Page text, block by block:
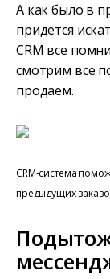
А как было в
придется
CRM все
смотрим все
продаем.
CRM-система
предыдущих